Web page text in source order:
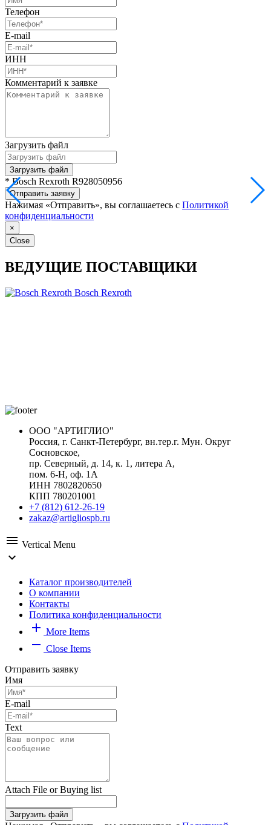
Телефон
E-mail
ИНН
Комментарий к заявке
Загрузить файл
Загрузить файл
* Bosch Rexroth R928050956
Отправить заявку
Нажимая «Отправить», вы соглашаетесь с Политикой
конфиденциальности
×
Close
ВЕДУЩИЕ ПОСТАВЩИКИ
Bosch Rexroth
ООО "АРТИГЛИО"
Россия, г. Санкт-Петербург, вн.тер.г. Мун. Округ
Сосновское,
пр. Северный, д. 14, к. 1, литера А,
пом. 6-Н, оф. 1А
ИНН 7802820650
КПП 780201001
+7 (812) 612-26-19
zakaz@artigliospb.ru
menu Vertical Menu
expand_more
Каталог производителей
О компании
Контакты
Политика конфиденциальности
add More Items
remove Close Items
Отправить заявку
Имя
E-mail
Text
Attach File or Buying list
Загрузить файл